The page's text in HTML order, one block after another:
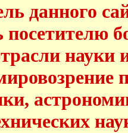
данного
посетителю
науки